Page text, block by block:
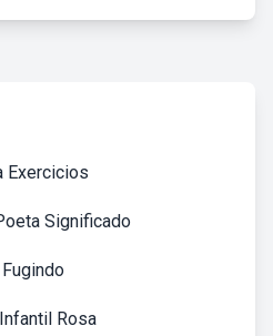
Exercicios
Significado
Rosa